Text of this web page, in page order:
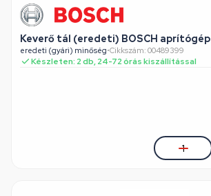
Keverő tál (eredeti) BOSCH aprítógép
eredeti (gyári) minőség•Cikkszám: 00489399
Készleten: 2 db, 24-72 órás kiszállítással